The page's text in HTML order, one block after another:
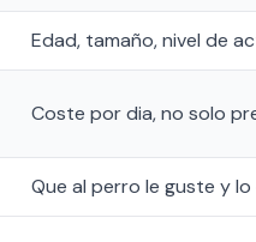
Edad, tamaño, nivel de
Coste por dia, no solo
Que al perro le guste y